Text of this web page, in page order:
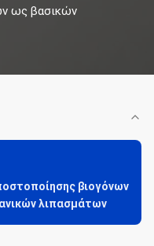
ως βασικών
βιογόνων
λιπασμάτων